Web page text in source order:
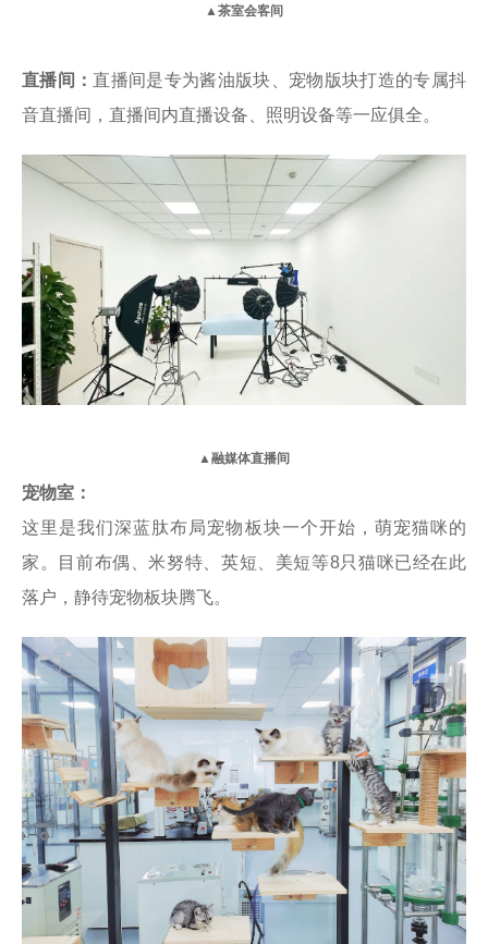
▲茶室会客间
直播间： 直播间是专为酱油版块、宠物版块打造的专属抖
音直播间，直播间内直播设备、照明设备等一应俱全。
▲融媒体直播间
宠物室：
这里是我们深蓝肽布局宠物板块一个开始，萌宠猫咪的
家。目前布偶、米努特、英短、美短等8只猫咪已经在此
落户，静待宠物板块腾飞。